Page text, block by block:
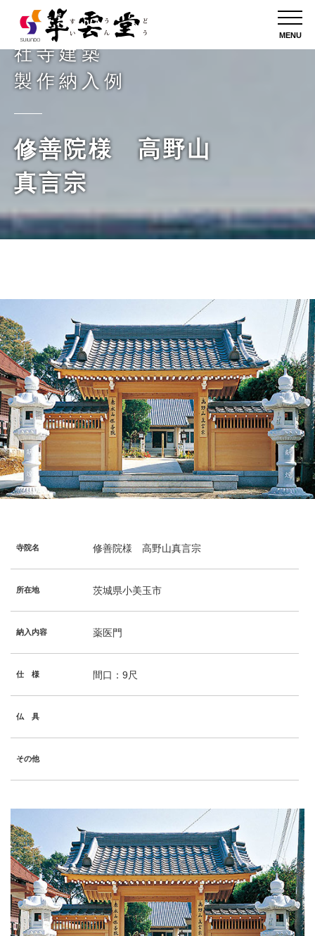
MENU
社寺建築
製作納入例
修善院様 高野山
真言宗
寺院名 修善院様 高野山真言宗
所在地 茨城県小美玉市
納入内容 薬医門
仕 様 間口：9尺
仏 具
その他